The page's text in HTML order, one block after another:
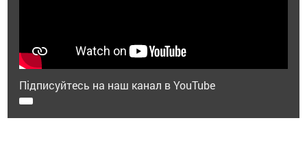
Підписуйтесь на наш канал в YouTube